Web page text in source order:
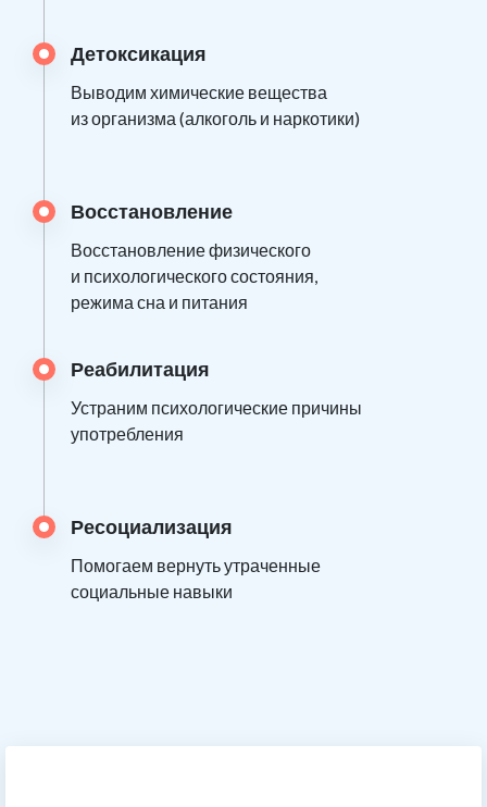
Детоксикация
Выводим химические вещества
из организма (алкоголь и наркотики)
Восстановление
Восстановление физического
и психологического состояния,
режима сна и питания
Реабилитация
Устраним психологические причины
употребления
Ресоциализация
Помогаем вернуть утраченные
социальные навыки